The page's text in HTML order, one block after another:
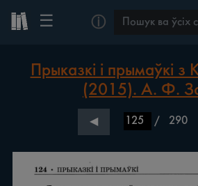
☰ ⓘ
Прыказкі і прымаўкі
(2015). А. Ф.
◀ / 290